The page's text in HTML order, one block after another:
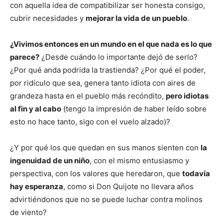
con aquella idea de compatibilizar ser honesta consigo,
cubrir necesidades y mejorar la vida de un pueblo.
¿Vivimos entonces en un mundo en el que nada es lo que
parece? ¿Desde cuándo lo importante dejó de serlo?
¿Por qué anda podrida la trastienda? ¿Por qué el poder,
por ridículo que sea, genera tanto idiota con aires de
grandeza hasta en el pueblo más recóndito, pero idiotas
al fin y al cabo (tengo la impresión de haber leído sobre
esto no hace tanto, sigo con el vuelo alzado)?
¿Y por qué los que quedan en sus manos sienten con la
ingenuidad de un niño, con el mismo entusiasmo y
perspectiva, con los valores que heredaron, que todavía
hay esperanza, como si Don Quijote no llevara años
advirtiéndonos que no se puede luchar contra molinos
de viento?